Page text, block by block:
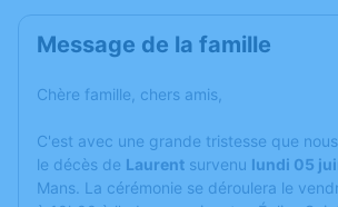
Message de la famille
Chère famille, chers amis,
C'est avec une grande tristesse que
le décès de Laurent survenu lundi 05
Mans. La cérémonie se déroulera le